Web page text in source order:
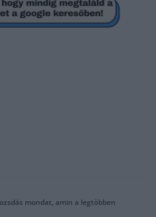
mondat, amin a legtöbben